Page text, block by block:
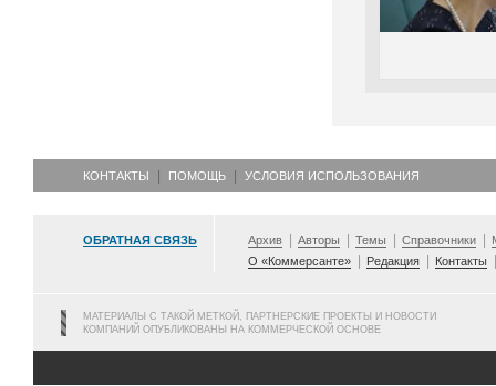
КОНТАКТЫ ПОМОЩЬ УСЛОВИЯ ИСПОЛЬЗОВАНИЯ
ОБРАТНАЯ СВЯЗЬ Архив Авторы Темы Справочники
О «Коммерсанте»
Редакция Контакты
МАТЕРИАЛЫ С ТАКОЙ МЕТКОЙ, ПАРТНЕРСКИЕ ПРОЕКТЫ И НОВОСТИ
КОМПАНИЙ ОПУБЛИКОВАНЫ НА КОММЕРЧЕСКОЙ ОСНОВЕ